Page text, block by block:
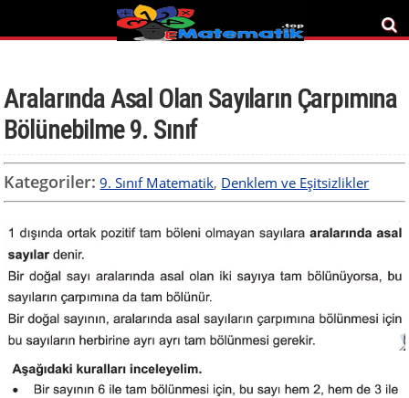
Aralarında Asal Olan Sayıların Çarpımına
Bölünebilme 9. Sınıf
Kategoriler: 9. Sınıf Matematik, Denklem ve Eşitsizlikler